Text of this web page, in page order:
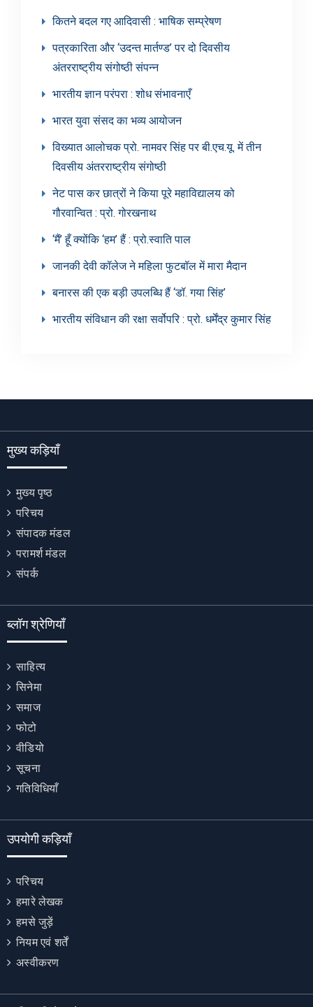
कितने बदल गए आदिवासी : भाषिक सम्प्रेषण
पत्रकारिता और ‘उदन्त मार्तण्ड’ पर दो दिवसीय
अंतरराष्ट्रीय संगोष्ठी संपन्न
भारतीय ज्ञान परंपरा : शोध संभावनाएँ
भारत युवा संसद का भव्य आयोजन
विख्यात आलोचक प्रो. नामवर सिंह पर बी.एच.यू. में तीन
दिवसीय अंतरराष्ट्रीय संगोष्ठी
नेट पास कर छात्रों ने किया पूरे महाविद्यालय को
गौरवान्वित : प्रो. गोरखनाथ
‘मैं’ हूँ क्योंकि ‘हम’ हैं : प्रो.स्वाति पाल
जानकी देवी कॉलेज ने महिला फुटबॉल में मारा मैदान
बनारस की एक बड़ी उपलब्धि हैं ‘डॉ. गया सिंह’
भारतीय संविधान की रक्षा सर्वोपरि : प्रो. धर्मेंद्र कुमार सिंह
मुख्य कड़ियाँ
मुख्य पृष्ठ
परिचय
संपादक मंडल
परामर्श मंडल
संपर्क
ब्लॉग श्रेणियाँ
साहित्य
सिनेमा
समाज
फोटो
वीडियो
सूचना
गतिविधियाँ
उपयोगी कड़ियाँ
परिचय
हमारे लेखक
हमसे जुड़ें
नियम एवं शर्तें
अस्वीकरण